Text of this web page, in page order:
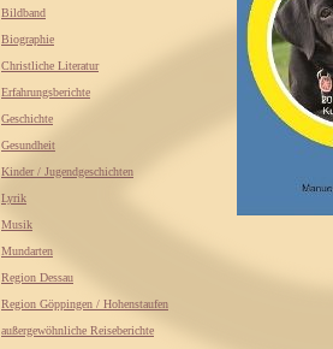
Bildband
Biographie
Christliche Literatur
Erfahrungsberichte
Geschichte
Gesundheit
Kinder / Jugendgeschichten
Lyrik
Musik
Mundarten
Region Dessau
Region Göppingen / Hohenstaufen
außergewöhnliche Reiseberichte